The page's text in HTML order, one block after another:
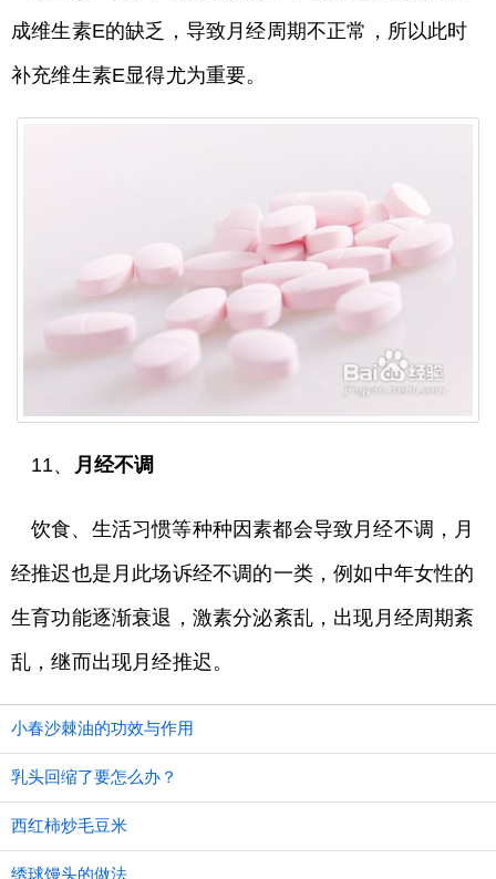
成维生素E的缺乏，导致月经周期不正常，所以此时
补充维生素E显得尤为重要。
11、 月经不调
饮食、生活习惯等种种因素都会导致月经不调，月
经推迟也是月此场诉经不调的一类，例如中年女性的
生育功能逐渐衰退，激素分泌紊乱，出现月经周期紊
乱，继而出现月经推迟。
小春沙棘油的功效与作用
乳头回缩了要怎么办？
西红柿炒毛豆米
绣球馒头的做法